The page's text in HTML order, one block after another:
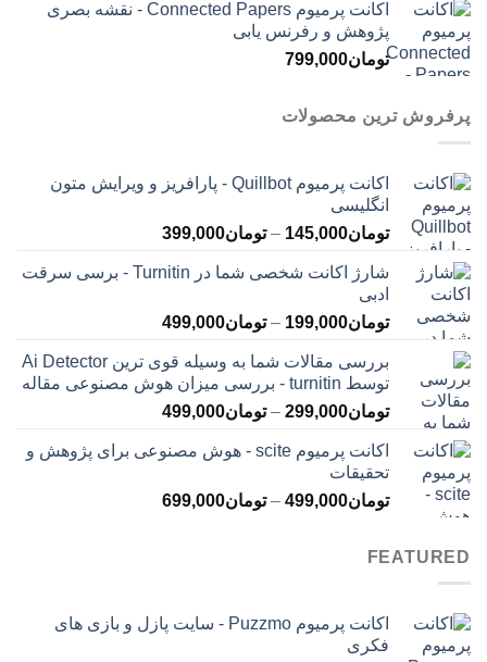
اکانت پرمیوم Connected Papers - نقشه بصری
پژوهش و رفرنس یابی
تومان799,000
پرفروش ترین محصولات
اکانت پرمیوم Quillbot - پارافریز و ویرایش متون
انگلیسی
تومان145,000
– تومان399,000محدوده
تومان145,000
تومان399,000
شارژ اکانت شخصی شما در Turnitin - برسی سرقت
ادبی
تومان199,000
– تومان499,000محدوده
تومان199,000
تا
تومان499,000
بررسی مقالات شما به وسیله قوی ترین Ai Detector
توسط turnitin - بررسی میزان هوش مصنوعی مقاله
تومان299,000
– تومان499,000محدوده
تومان299,000
تومان499,000
اکانت پرمیوم scite - هوش مصنوعی برای پژوهش و
تحقیقات
تومان499,000
– تومان699,000محدوده
FEATURED
اکانت پرمیوم Puzzmo - سایت پازل و بازی های
فکری